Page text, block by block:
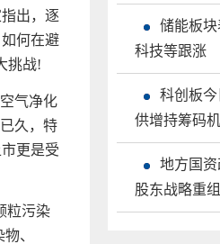
出，逐
何在避
挑战!
气净化
久，特
更是受
粒污染
、
储能板
科技等跟涨
科创板
供增持筹码
地方国
股东战略重组